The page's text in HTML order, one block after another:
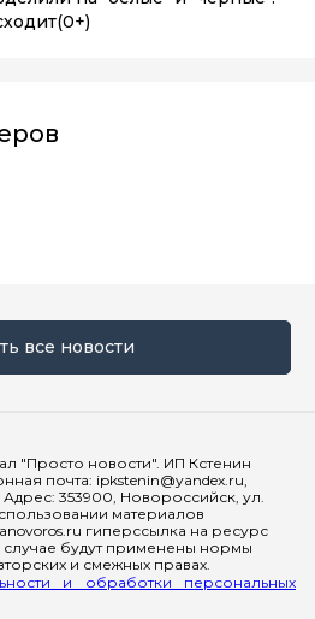
(0+)
все новости
"Просто новости". ИП Кстенин
почта: ipkstenin@yandex.ru,
353900, Новороссийск, ул.
материалов
гиперссылка на ресурс
случае будут применены нормы
и смежных правах.
и обработки персональных